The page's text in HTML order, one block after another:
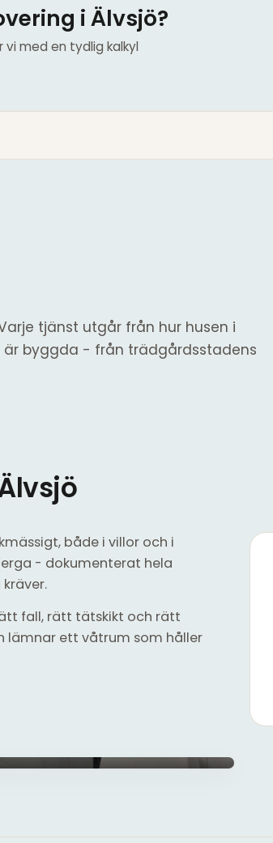
i Älvsjö?
med en tydlig kalkyl
tjänst utgår från hur husen i
är byggda - från trädgårdsstadens
både i villor och i
- dokumenterat hela
fall, rätt tätskikt och rätt
lämnar ett våtrum som håller